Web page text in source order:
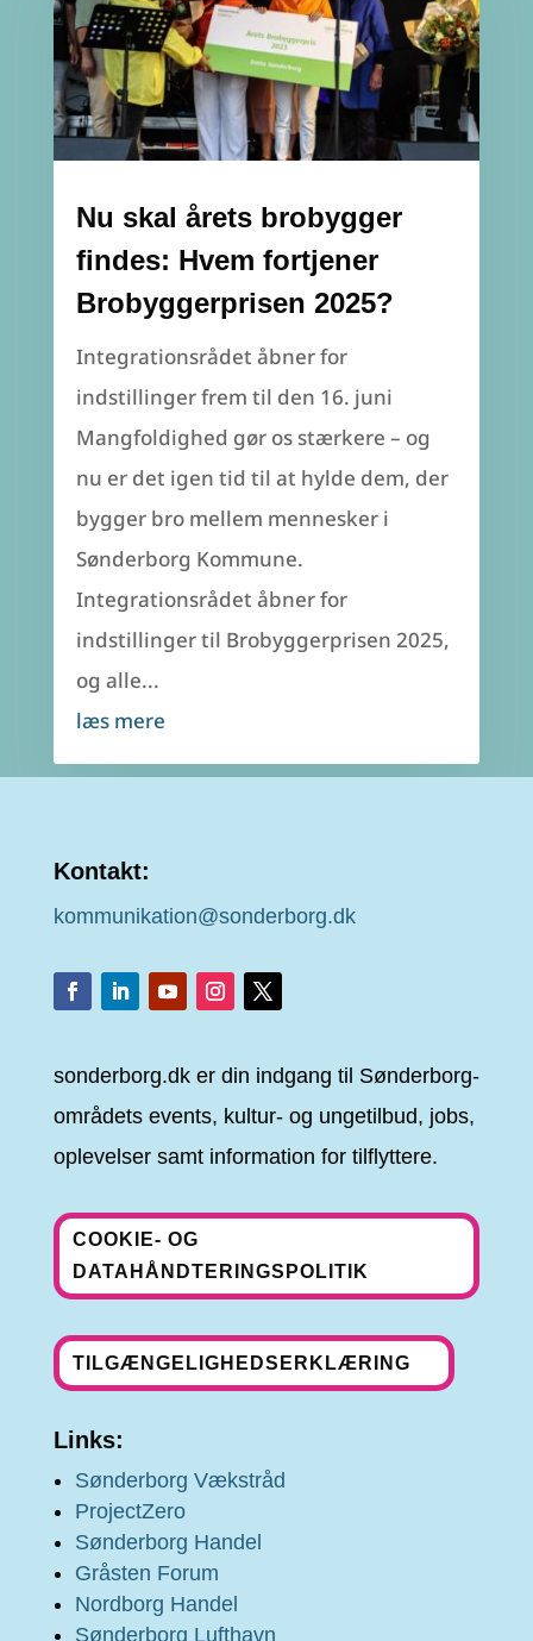
Nu skal årets brobygger
findes: Hvem fortjener
Brobyggerprisen 2025?
Integrationsrådet åbner for
indstillinger frem til den 16. juni
Mangfoldighed gør os stærkere – og
nu er det igen tid til at hylde dem, der
bygger bro mellem mennesker i
Sønderborg Kommune.
Integrationsrådet åbner for
indstillinger til Brobyggerprisen 2025,
og alle...
læs mere
Kontakt:
kommunikation@sonderborg.dk
sonderborg.dk er din indgang til Sønderborg-
områdets events, kultur- og ungetilbud, jobs,
oplevelser samt information for tilflyttere.
COOKIE- OG
DATAHÅNDTERINGSPOLITIK
TILGÆNGELIGHEDSERKLÆRING
Links:
Sønderborg Vækstråd
ProjectZero
Sønderborg Handel
Gråsten Forum
Nordborg Handel
Sønderborg Lufthavn